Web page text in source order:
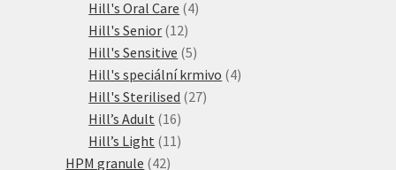
produkty
Hill's Oral Care 44
Hill's Senior 1212
produktů
Hill's Sensitive 55
produktů
Hill's speciální krmivo 44
Hill's Sterilised 2727
Hill’s Adult 1616
produktů
Hill’s Light 11 11
HPM granule 4242